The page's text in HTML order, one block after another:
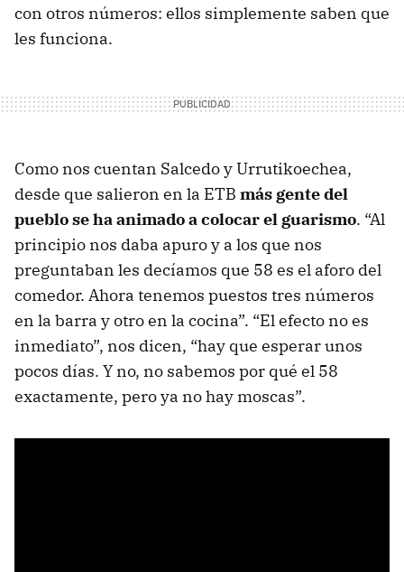
con otros números: ellos simplemente saben que
les funciona.
Como nos cuentan Salcedo y Urrutikoechea,
desde que salieron en la ETB más gente del
pueblo se ha animado a colocar el guarismo. “Al
principio nos daba apuro y a los que nos
preguntaban les decíamos que 58 es el aforo del
comedor. Ahora tenemos puestos tres números
en la barra y otro en la cocina”. “El efecto no es
inmediato”, nos dicen, “hay que esperar unos
pocos días. Y no, no sabemos por qué el 58
exactamente, pero ya no hay moscas”.